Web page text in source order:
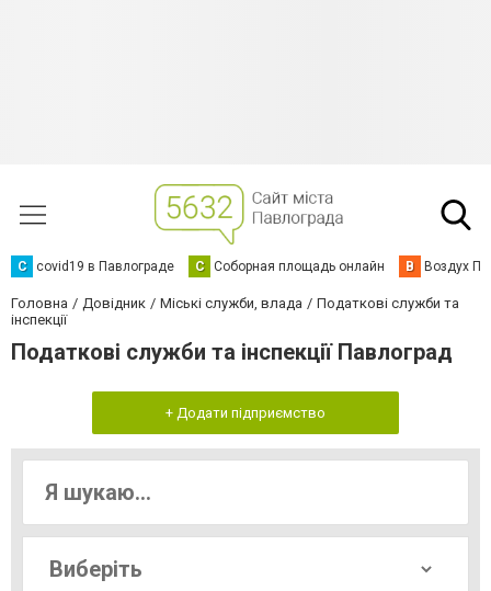
C covid19 в Павлограде С Соборная площадь онлайн В Воздух
Головна Довідник Міські служби, влада
Податкові служби та
інспекції
Податкові служби та інспекції Павлоград
+ Додати підприємство